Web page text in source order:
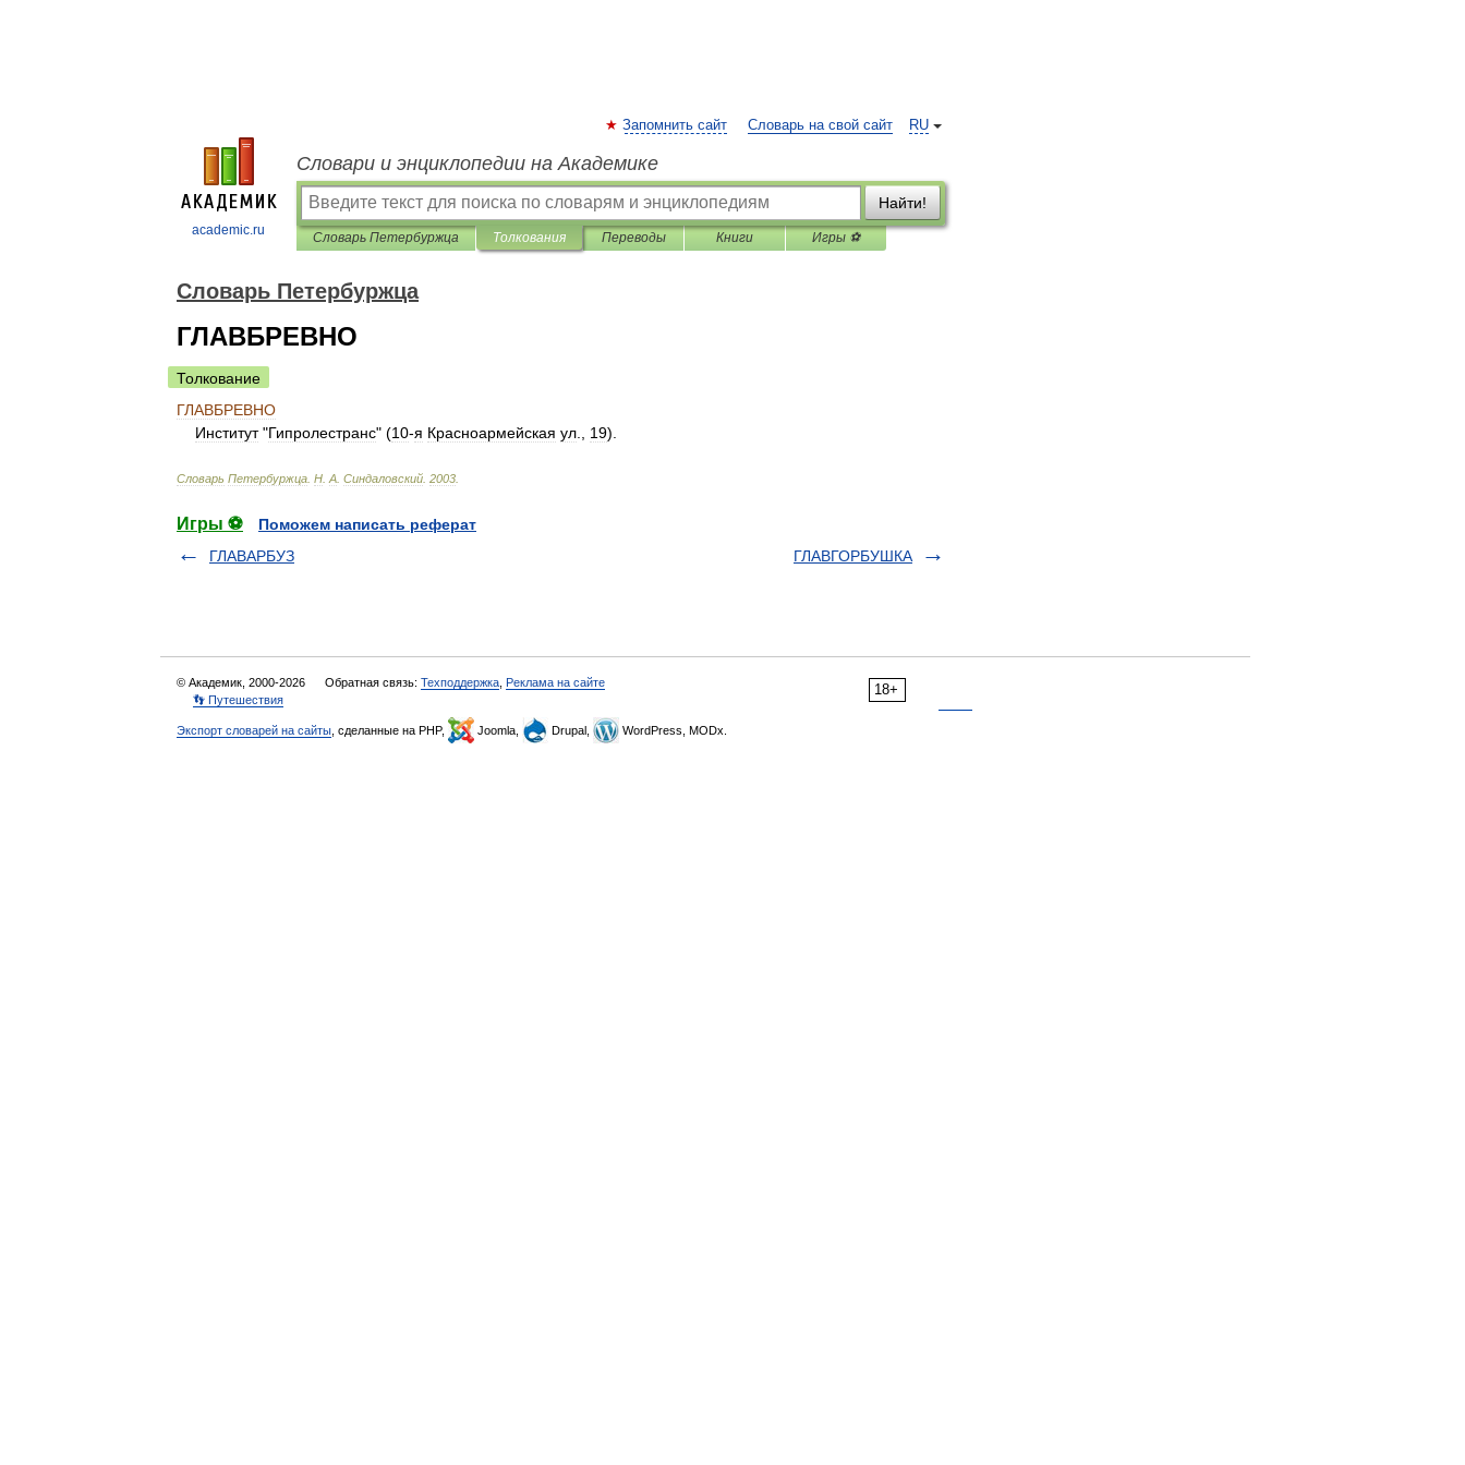
academic.ru
RU
Запомнить сайт Словарь на свой сайт
Словари и энциклопедии на Академике
Найти!
Словарь Петербуржца Толкования Переводы Книги Игры ⚽
Словарь Петербуржца
ГЛАВБРЕВНО
Толкование
ГЛАВБРЕВНО
Институт"Гипролестранс" (10-я Красноармейская ул 19).
Словарь Петербуржца Н А Синдаловский 2003
Игры ⚽
Поможем написать реферат
ГЛАВАРБУЗ
ГЛАВГОРБУШКА
18+
© Академик, 2000-2026 Обратная связь: Техподдержка Реклама на сайте
👣 Путешествия
Экспорт словарей на сайты , сделанные на PHP, Joomla, Drupal, WordPress, MODx.